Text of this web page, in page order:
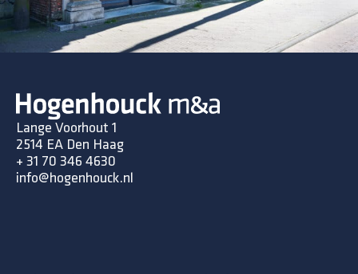
Lange Voorhout 1
2514 EA Den Haag
+ 31 70 346 4630
info@hogenhouck.nl